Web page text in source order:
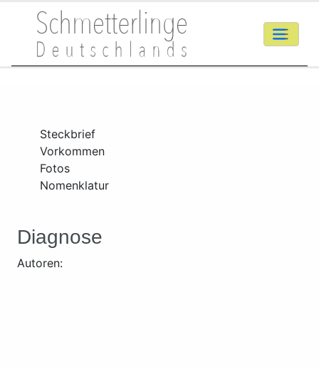
Steckbrief
Vorkommen
Fotos
Nomenklatur
Diagnose
Autoren: